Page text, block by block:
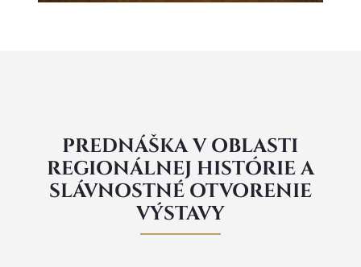
PREDNÁŠKA V OBLASTI
REGIONÁLNEJ HISTÓRIE A
SLÁVNOSTNÉ OTVORENIE
VÝSTAVY